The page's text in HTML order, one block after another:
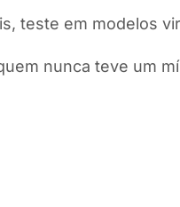
teste em modelos
nunca teve um